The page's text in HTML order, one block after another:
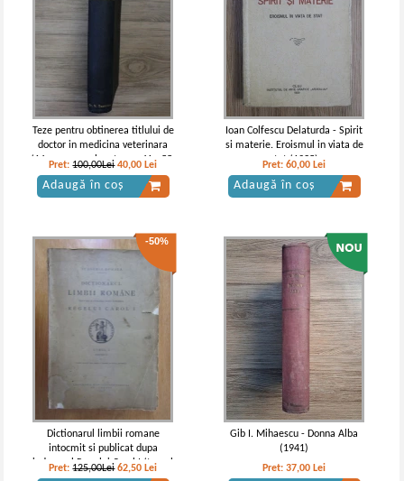
Teze pentru obtinerea titlului de
doctor in medicina veterinara
(14 numere colegate, nr. 41 - 55,
1925)
Pret:100,00Lei 40,00 Lei
Adaugă în coș
Ioan Colfescu Delaturda - Spirit
si materie. Eroismul in viata de
stat (1935)
Pret:60,00 Lei
Adaugă în coș
-50%
Dictionarul limbii romane
intocmit si publicat dupa
indemnul Regelui Carol I (tomul
I, partea II, C)
Pret:125,00Lei 62,50 Lei
Gib I. Mihaescu - Donna Alba
(1941)
Pret:37,00 Lei